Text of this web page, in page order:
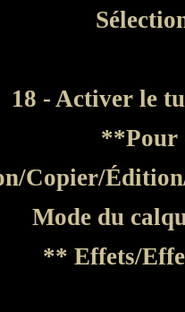
18 - Activer le
**Pour
Copier/
Mode du
** Effets/